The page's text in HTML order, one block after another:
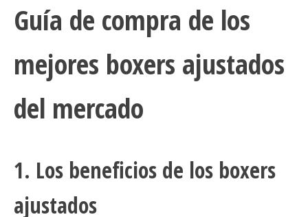
Guía de compra de los
mejores boxers ajustados
del mercado
1. Los beneficios de los boxers
ajustados